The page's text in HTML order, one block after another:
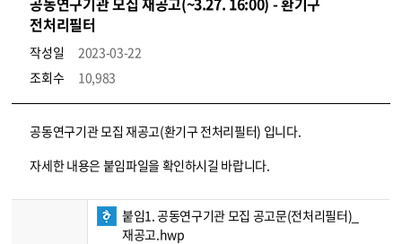
전처리필터
작성일
2023-03-22
조회수
10,983
뉴스·홍보_공지사항 상세보기 – 내용, 파일, 담당자 연락처로 구성
공동연구기관 모집 재공고(환기구 전처리필터) 입니다.
자세한 내용은 붙임파일을 확인하시길 바랍니다.
붙임1. 공동연구기관 모집 공고문(전처리필터)_
재공고.hwp